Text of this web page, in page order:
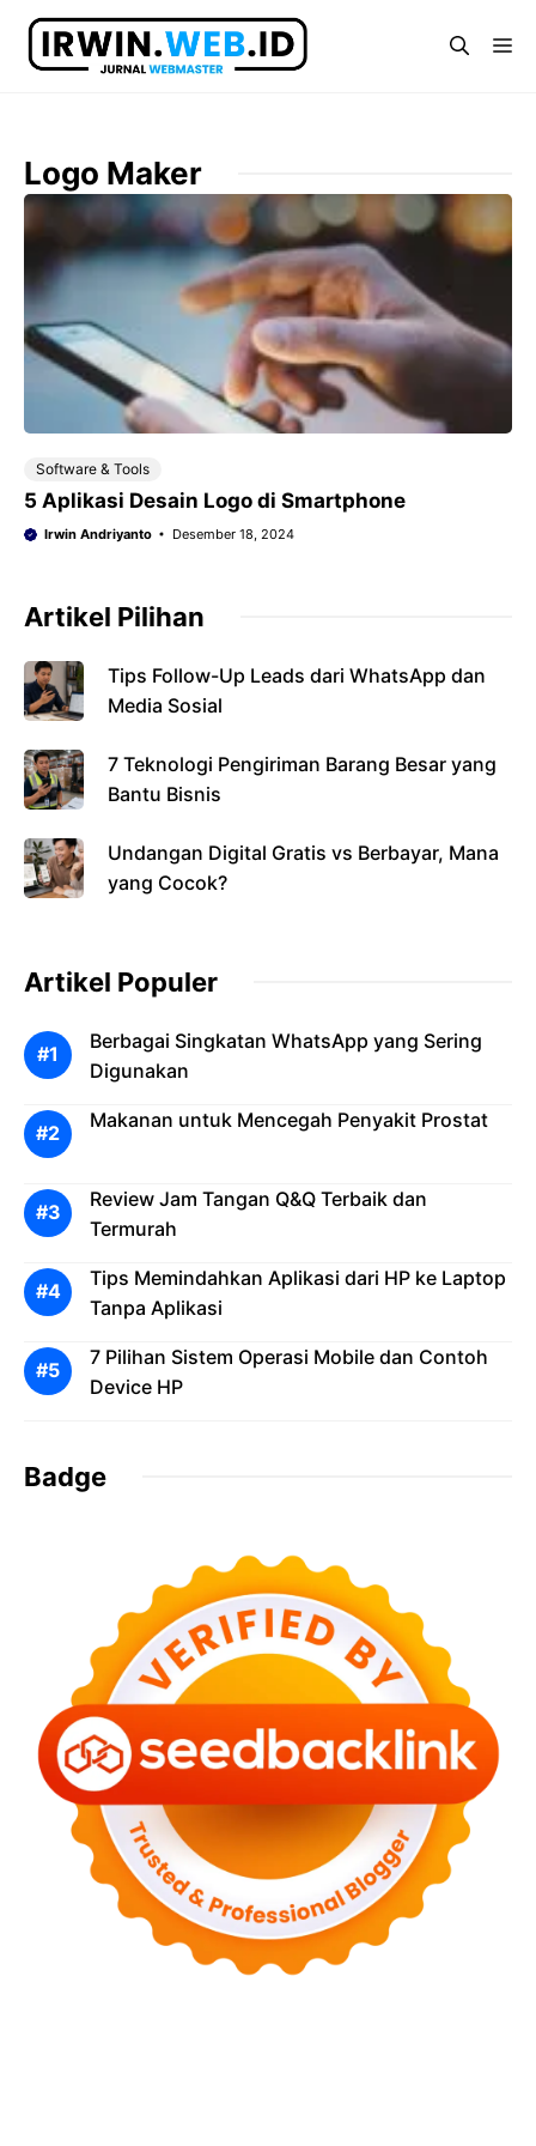
Langsung
Logo Maker
Software & Tools
5 Aplikasi Desain Logo di Smartphone
Irwin Andriyanto Desember 18, 2024
Artikel Pilihan
Tips Follow-Up Leads dari WhatsApp dan
Media Sosial
7 Teknologi Pengiriman Barang Besar yang
Bantu Bisnis
Undangan Digital Gratis vs Berbayar, Mana
yang Cocok?
Artikel Populer
Berbagai Singkatan WhatsApp yang Sering
Digunakan
Makanan untuk Mencegah Penyakit Prostat
Review Jam Tangan Q&Q Terbaik dan
Termurah
Tips Memindahkan Aplikasi dari HP ke Laptop
Tanpa Aplikasi
7 Pilihan Sistem Operasi Mobile dan Contoh
Device HP
Badge